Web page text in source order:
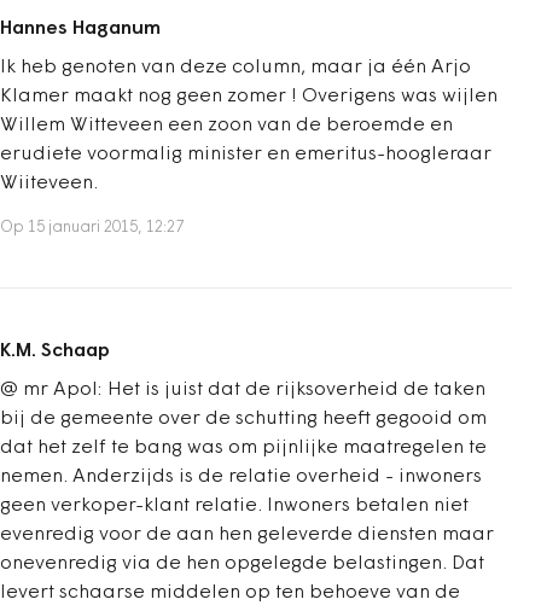
Hannes Haganum
Ik heb genoten van deze column, maar ja één Arjo
Klamer maakt nog geen zomer ! Overigens was wijlen
Willem Witteveen een zoon van de beroemde en
erudiete voormalig minister en emeritus-hoogleraar
Wiiteveen.
Op 15 januari 2015, 12:27
K.M. Schaap
@ mr Apol: Het is juist dat de rijksoverheid de taken
bij de gemeente over de schutting heeft gegooid om
dat het zelf te bang was om pijnlijke maatregelen te
nemen. Anderzijds is de relatie overheid - inwoners
geen verkoper-klant relatie. Inwoners betalen niet
evenredig voor de aan hen geleverde diensten maar
onevenredig via de hen opgelegde belastingen. Dat
levert schaarse middelen op ten behoeve van de